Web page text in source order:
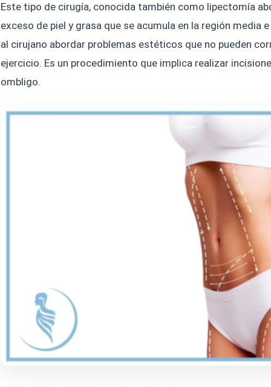
Este tipo de cirugía, conocida también como lipectomía
exceso de piel y grasa que se acumula en la región media
al cirujano abordar problemas estéticos que no pueden
ejercicio. Es un procedimiento que implica realizar
ombligo.